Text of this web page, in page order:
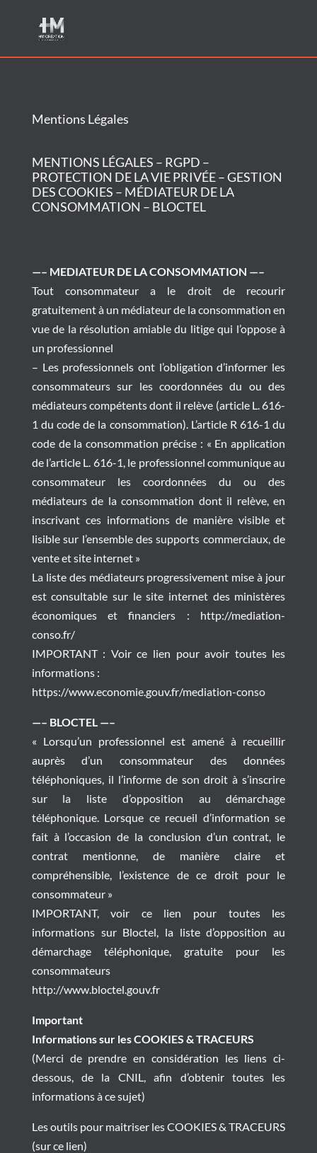
Mentions Légales
MENTIONS LÉGALES – RGPD –
PROTECTION DE LA VIE PRIVÉE – GESTION
DES COOKIES – MÉDIATEUR DE LA
CONSOMMATION – BLOCTEL
—– MEDIATEUR DE LA CONSOMMATION —–
Tout consommateur a le droit de recourir
gratuitement à un médiateur de la consommation en
vue de la résolution amiable du litige qui l’oppose à
un professionnel
– Les professionnels ont l’obligation d’informer les
consommateurs sur les coordonnées du ou des
médiateurs compétents dont il relève (article L. 616-
1 du code de la consommation). L’article R 616-1 du
code de la consommation précise : « En application
de l’article L. 616-1, le professionnel communique au
consommateur les coordonnées du ou des
médiateurs de la consommation dont il relève, en
inscrivant ces informations de manière visible et
lisible sur l’ensemble des supports commerciaux, de
vente et site internet »
La liste des médiateurs progressivement mise à jour
est consultable sur le site internet des ministères
économiques et financiers : http://mediation-
conso.fr/
IMPORTANT : Voir ce lien pour avoir toutes les
informations :
https://www.economie.gouv.fr/mediation-conso
—– BLOCTEL —–
« Lorsqu’un professionnel est amené à recueillir
auprès d’un consommateur des données
téléphoniques, il l’informe de son droit à s’inscrire
sur la liste d’opposition au démarchage
téléphonique. Lorsque ce recueil d’information se
fait à l’occasion de la conclusion d’un contrat, le
contrat mentionne, de manière claire et
compréhensible, l’existence de ce droit pour le
consommateur »
IMPORTANT, voir ce lien pour toutes les
informations sur Bloctel, la liste d’opposition au
démarchage téléphonique, gratuite pour les
consommateurs
http://www.bloctel.gouv.fr
Important
Informations sur les COOKIES & TRACEURS
(Merci de prendre en considération les liens ci-
dessous, de la CNIL, afin d’obtenir toutes les
informations à ce sujet)
Les outils pour maitriser les COOKIES & TRACEURS
(sur ce lien)